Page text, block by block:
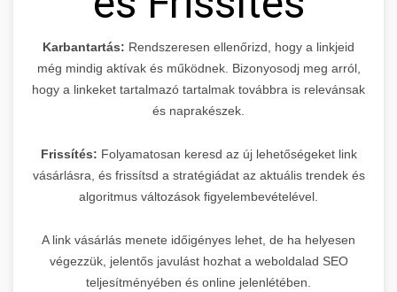
Karbantartás: Rendszeresen ellenőrizd, hogy a linkjeid
még mindig aktívak és működnek. Bizonyosodj meg arról,
hogy a linkeket tartalmazó tartalmak továbbra is relevánsak
és naprakészek.
Frissítés: Folyamatosan keresd az új lehetőségeket link
vásárlásra, és frissítsd a stratégiádat az aktuális trendek és
algoritmus változások figyelembevételével.
A link vásárlás menete időigényes lehet, de ha helyesen
végezzük, jelentős javulást hozhat a weboldalad SEO
teljesítményében és online jelenlétében.